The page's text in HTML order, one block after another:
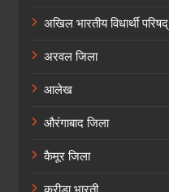
अखिल भारतीय विधार्थी परिषद्
अरवल जिला
आलेख
औरंगाबाद जिला
कैमूर जिला